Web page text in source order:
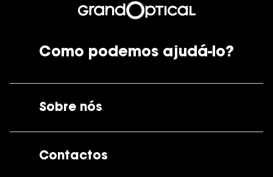
Como podemos ajudá-lo?
Sobre nós
Contactos